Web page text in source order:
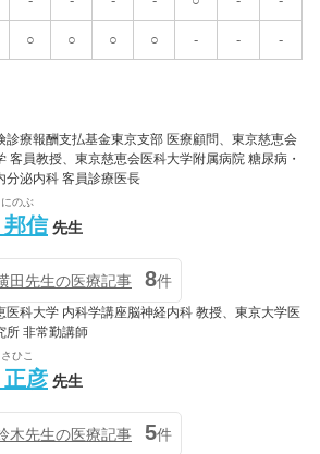
○ ○ ○ ○ - - -
診療報酬支払基金東京支部 医療顧問、東京慈恵会
客員教授、東京慈恵会医科大学附属病院 糖尿病・
分泌内科 客員診療医長
のぶ
信 先生
田先生の医療記事 8件
医科大学 内科学講座脳神経内科 教授、東京大学医
所 非常勤講師
ひこ
彦 先生
木先生の医療記事 5件